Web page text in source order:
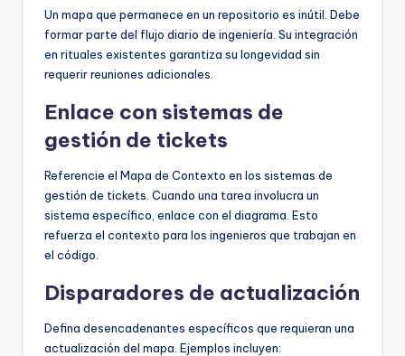
Un mapa que permanece en un repositorio es inútil. Debe
formar parte del flujo diario de ingeniería. Su integración
en rituales existentes garantiza su longevidad sin
requerir reuniones adicionales.
Enlace con sistemas de
gestión de tickets
Referencie el Mapa de Contexto en los sistemas de
gestión de tickets. Cuando una tarea involucra un
sistema específico, enlace con el diagrama. Esto
refuerza el contexto para los ingenieros que trabajan en
el código.
Disparadores de actualización
Defina desencadenantes específicos que requieran una
actualización del mapa. Ejemplos incluyen: